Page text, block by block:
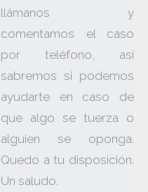
llámanos y
comentamos el caso
por teléfono, así
sabremos si podemos
ayudarte en caso de
que algo se tuerza o
alguien se oponga.
Quedo a tu disposición.
Un saludo.